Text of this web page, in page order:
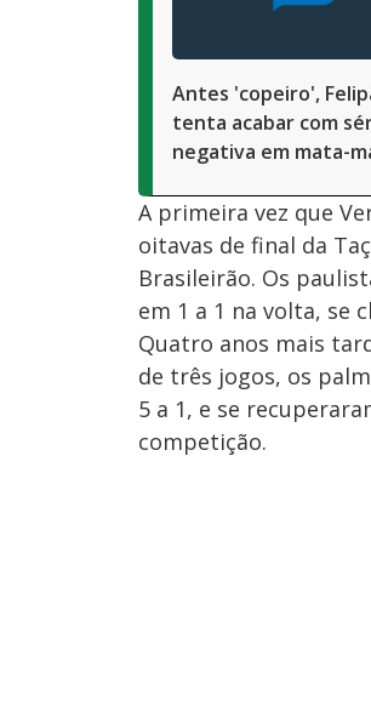
Antes 'copeiro',
tenta acabar com
negativa em mata-
A primeira vez que
oitavas de final da
Brasileirão. Os
em 1 a 1 na volta, se
Quatro anos mais
de três jogos, os
5 a 1, e se
competição.